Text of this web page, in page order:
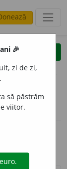
clear
opțiuni
🎉
zi de zi,
să păstrăm
viitor.